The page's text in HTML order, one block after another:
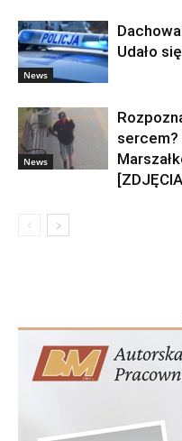
News
Udało
News
sercem?